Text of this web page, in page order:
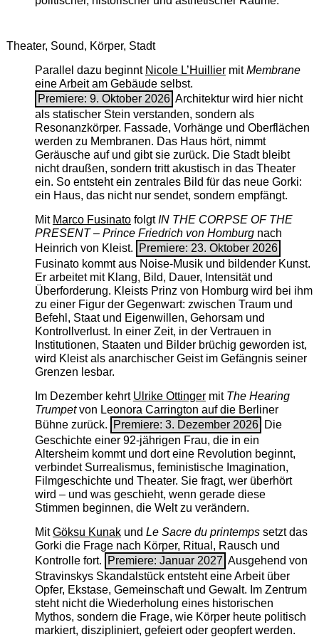
Theater, Sound, Körper, Stadt
Parallel dazu beginnt Nicole L’Huilliermit ­Membrane
eine Arbeit am Gebäude selbst.
Premiere: 9. Oktober 2026 Architektur wird hier nicht
als statischer Stein verstanden, sondern als
Resonanzkörper. Fassade, Vorhänge und Oberflächen
werden zu Membranen. Das Haus hört, nimmt
Geräusche auf und gibt sie zurück. Die Stadt bleibt
nicht draußen, sondern tritt akustisch in das Theater
ein. So entsteht ein zentrales Bild für das neue Gorki:
ein Haus, das nicht nur sendet, sondern empfängt.
Mit Marco FusinatofolgtIN THE CORPSE OF THE
PRESENT – Prince Friedrich von Homburgnach
Heinrich von Kleist.
Premiere: 23. Oktober 2026
Fusinato kommt aus Noise-Musik und bildender Kunst.
Er arbeitet mit Klang, Bild, Dauer, Intensität und
Überforderung. Kleists Prinz von Homburg wird bei ihm
zu einer Figur der Gegenwart: zwischen Traum und
Befehl, Staat und Eigenwillen, Gehorsam und
Kontrollverlust. In einer Zeit, in der Vertrauen in
Institutionen, Staaten und Bilder brüchig geworden ist,
wird Kleist als anarchischer Geist im Gefängnis seiner
Grenzen lesbar.
Im Dezember kehrt Ulrike Ottingermit The ­Hearing
Trumpetvon Leonora Carrington auf die Berliner
Bühne zurück.
Premiere: 3. Dezember 2026 Die
Geschichte einer 92-jährigen Frau, die in ein
Altersheim kommt und dort eine Revolution beginnt,
verbindet Surrealismus, feministische Imagination,
Filmgeschichte und Theater. Sie fragt, wer überhört
wird – und was geschieht, wenn gerade diese
Stimmen beginnen, die Welt zu verändern.
MitGöksu Kunakund Le Sacre du printempssetzt das
Gorki die Frage nach Körper, Ritual, Rausch und
Kontrolle fort.
Premiere: Januar 2027 Ausgehend von
Stravinskys Skandalstück entsteht eine Arbeit über
Opfer, Ekstase, Gemeinschaft und Gewalt. Im Zentrum
steht nicht die Wiederholung eines historischen
Mythos, sondern die Frage, wie Körper heute politisch
markiert, diszipliniert, gefeiert oder geopfert werden.